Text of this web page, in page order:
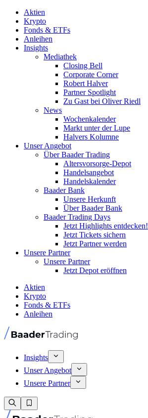
Aktien
Krypto
Fonds & ETFs
Anleihen
Insights
Mediathek
Closing Bell
Corporate Corner
Robert Halver
Partner Spotlight
Zu Gast bei Oliver Riedl
News
Wochenkalender
Markt unter der Lupe
Halvers Kolumne
Unser Angebot
Über Baader Trading
Altersvorsorge-Depot
Handelsangebot
Handelskalender
Baader Bank
Unsere Herkunft
Über Baader Bank
Baader Trading Days
Jetzt Highlights entdecken!
Jetzt Tickets sichern
Jetzt Partner werden
Unsere Partner
Unsere Partner
Jetzt Depot eröffnen
Aktien
Krypto
Fonds & ETFs
Anleihen
Insights
Unser Angebot
Unsere Partner